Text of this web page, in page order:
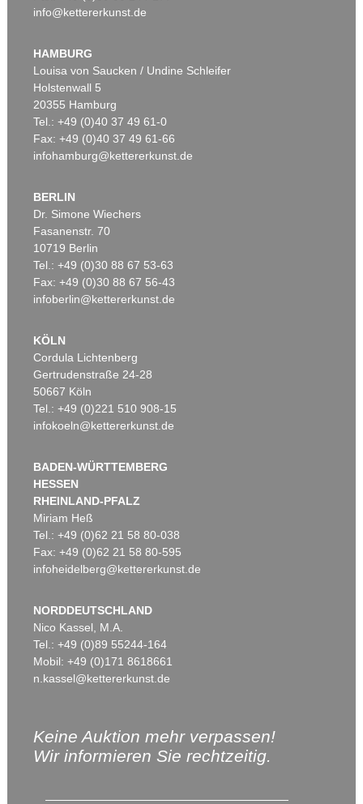
info@kettererkunst.de
HAMBURG
Louisa von Saucken / Undine Schleifer
Holstenwall 5
20355 Hamburg
Tel.: +49 (0)40 37 49 61-0
Fax: +49 (0)40 37 49 61-66
infohamburg@kettererkunst.de
BERLIN
Dr. Simone Wiechers
Fasanenstr. 70
10719 Berlin
Tel.: +49 (0)30 88 67 53-63
Fax: +49 (0)30 88 67 56-43
infoberlin@kettererkunst.de
KÖLN
Cordula Lichtenberg
Gertrudenstraße 24-28
50667 Köln
Tel.: +49 (0)221 510 908-15
infokoeln@kettererkunst.de
BADEN-WÜRTTEMBERG
HESSEN
RHEINLAND-PFALZ
Miriam Heß
Tel.: +49 (0)62 21 58 80-038
Fax: +49 (0)62 21 58 80-595
infoheidelberg@kettererkunst.de
NORDDEUTSCHLAND
Nico Kassel, M.A.
Tel.: +49 (0)89 55244-164
Mobil: +49 (0)171 8618661
n.kassel@kettererkunst.de
Keine Auktion mehr verpassen!
Wir informieren Sie rechtzeitig.